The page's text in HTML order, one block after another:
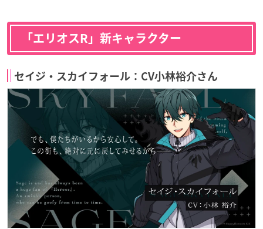
「エリオスR」新キャラクター
セイジ・スカイフォール：CV小林裕介さん